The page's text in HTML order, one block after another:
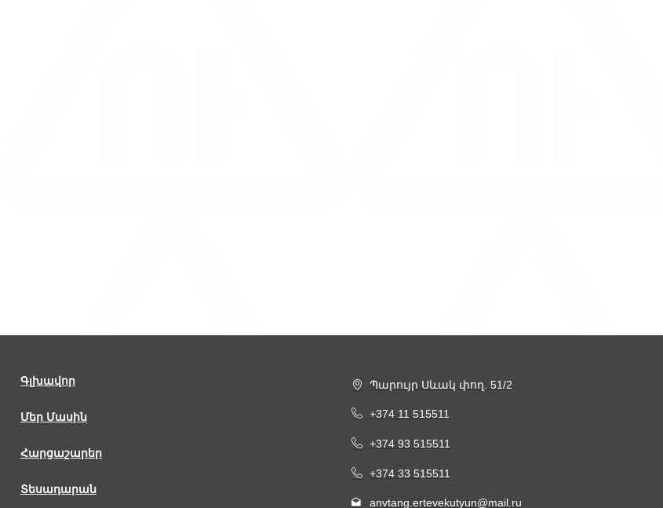
Գլխավոր
Մեր Մասին
Հարցաշարեր
Տեսադարան
Պարույր Սևակ փող. 51/2
+374 11 515511
+374 93 515511
+374 33 515511
anvtang.ertevekutyun@mail.ru